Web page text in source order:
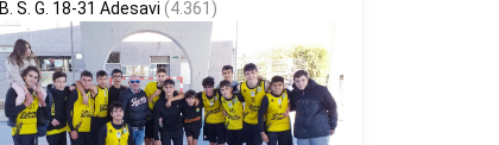
B. S. G. 18-31 Adesavi (4.361)